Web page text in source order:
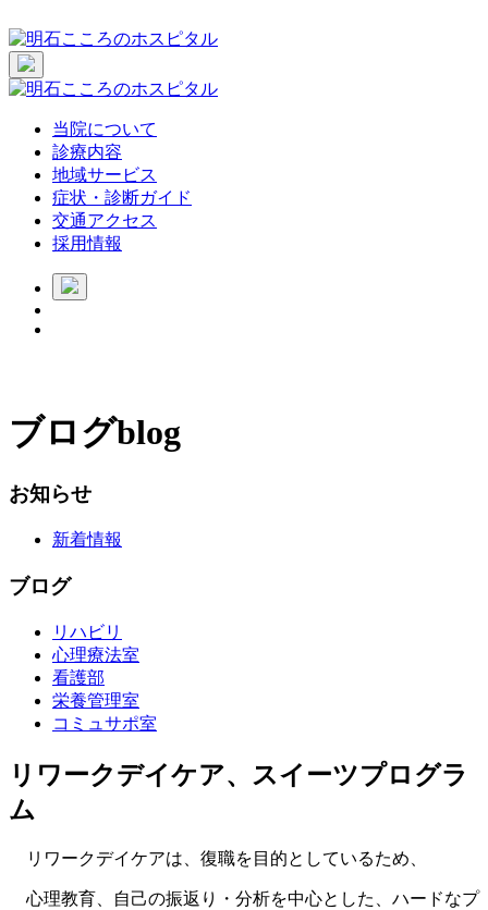
当院について
診療内容
地域サービス
症状・診断ガイド
交通アクセス
採用情報
ブログblog
お知らせ
新着情報
ブログ
リハビリ
心理療法室
看護部
栄養管理室
コミュサポ室
リワークデイケア、スイーツプログラ
ム
リワークデイケアは、復職を目的としているため、
心理教育、自己の振返り・分析を中心とした、ハードなプ